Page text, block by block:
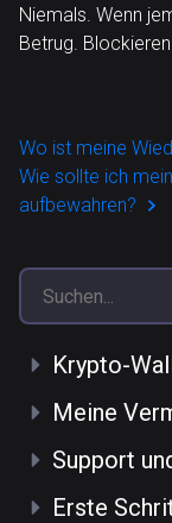
Niemals. Wenn
Betrug.
Wo ist meine
Wie sollte ich
aufbewahren?
Krypto-
Meine
Support
Erste